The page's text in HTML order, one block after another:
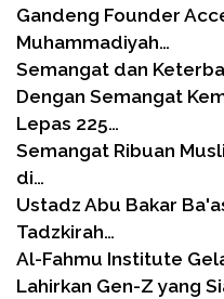
Gandeng Founder
Muhammadiyah…
Semangat dan
Dengan Semangat
Lepas 225…
Semangat Ribuan
di…
Ustadz Abu Bakar
Tadzkirah…
Al-Fahmu Institute
Lahirkan Gen-Z yang